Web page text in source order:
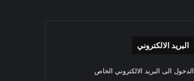
البريد الالكتروني
الدخول الى البريد الالكتروني الخاص